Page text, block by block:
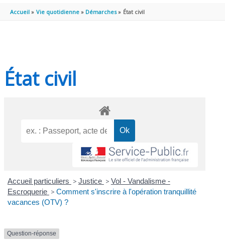
PRINCIPAL
Accueil Vie quotidienne Démarches État civil
État civil
Accueil particuliers > Justice > Vol - Vandalisme -
Escroquerie > Comment s'inscrire à l'opération tranquillité
vacances (OTV) ?
Question-réponse